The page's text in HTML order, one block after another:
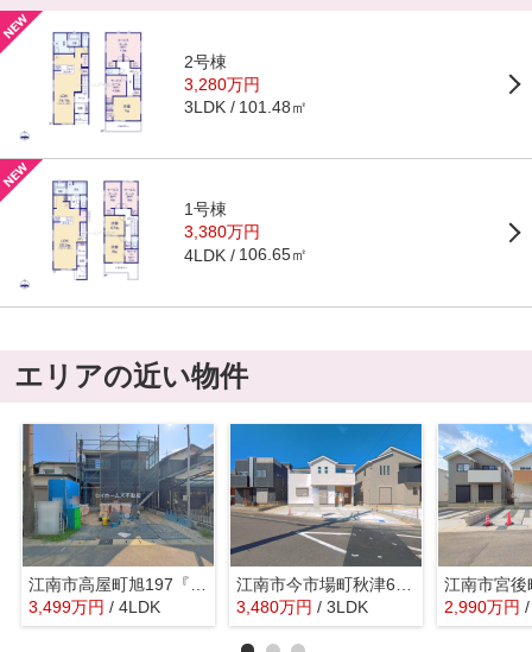
2号棟
3,280万円
3LDK 101.48㎡
1号棟
3,380万円
4LDK 106.65㎡
エリアの近い物件
江南市高屋町旭197『仲介料無料』新築戸建て
3,499万円 / 4LDK
江南市今市場町秋津67『仲介料無料』新築戸建て
3,480万円 / 3LDK 2,990万円